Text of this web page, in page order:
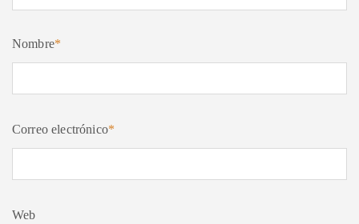
Nombre*
Correo electrónico*
Web